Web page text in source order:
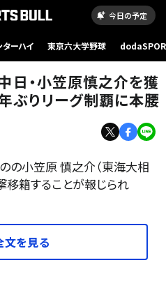
今日の予定
ターハイ 東京六大学野球
・小笠原慎之介を獲
ぶりリーグ制覇に本腰
の小笠原 慎之介（東海大相
移籍することが報じられ
文を見る